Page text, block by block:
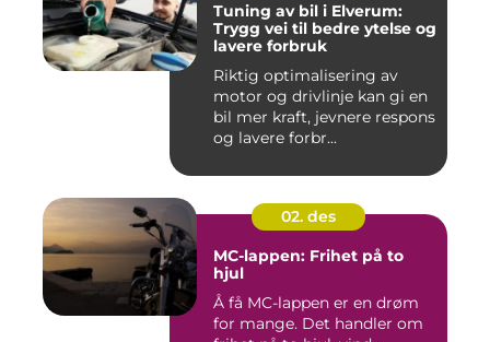
Tuning av bil i Elverum:
Trygg vei til bedre ytelse og
lavere forbruk
Riktig optimalisering av
motor og drivlinje kan gi en
bil mer kraft, jevnere respons
og lavere forbr...
02. des
MC-lappen: Frihet på to
hjul
Å få MC-lappen er en drøm
for mange. Det handler om